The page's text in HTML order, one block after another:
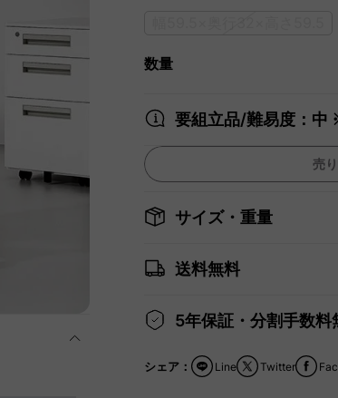
数量
要組立品/難易度：中
売
サイズ・重量
送料無料
5年保証・分割手数料
シェア： Twitter
Line